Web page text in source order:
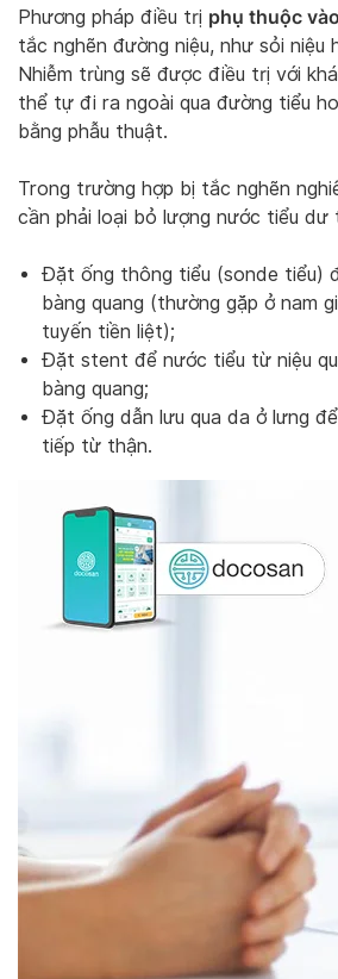
Phương pháp điều trị phụ thuộc
tắc nghẽn đường niệu, như sỏi niệu
Nhiễm trùng sẽ được điều trị với
thể tự đi ra ngoài qua đường tiểu
bằng phẫu thuật.
Trong trường hợp bị tắc nghẽn
cần phải loại bỏ lượng nước tiểu dư
Đặt ống thông tiểu (sonde tiểu)
bàng quang (thường gặp ở nam
tuyến tiền liệt);
Đặt stent để nước tiểu từ niệu
bàng quang;
Đặt ống dẫn lưu qua da ở lưng
tiếp từ thận.